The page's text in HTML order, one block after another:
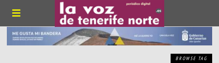
BROWSE TAG